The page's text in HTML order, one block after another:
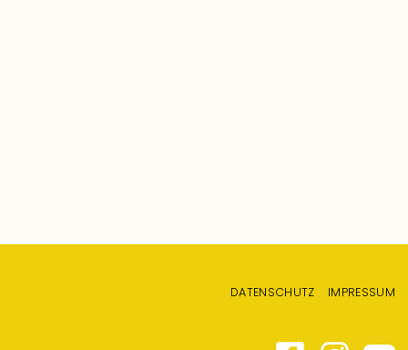
DATENSCHUTZ IMPRESSUM